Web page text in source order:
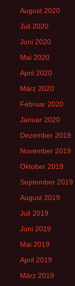
August 2020
Juli 2020
Juni 2020
Mai 2020
April 2020
März 2020
Februar 2020
Januar 2020
Dezember 2019
November 2019
Oktober 2019
September 2019
August 2019
Juli 2019
Juni 2019
Mai 2019
April 2019
März 2019